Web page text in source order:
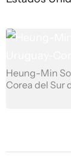
Heung-Min
Corea del Sur